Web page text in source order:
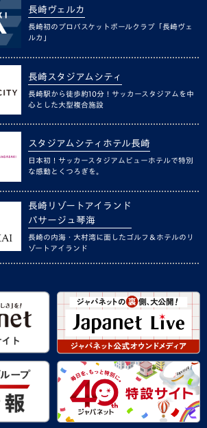
長崎ヴェルカ
長崎初のプロバスケットボールクラブ「長崎ヴェ
ルカ」
長崎スタジアムシティ
長崎駅から徒歩約10分！サッカースタジアムを中
心とした大型複合施設
スタジアムシティホテル長崎
日本初！サッカースタジアムビューホテルで特別
な感動とくつろぎを。
長崎リゾートアイランド
パサージュ琴海
長崎の内海・大村湾に面したゴルフ＆ホテルのリ
ゾートアイランド